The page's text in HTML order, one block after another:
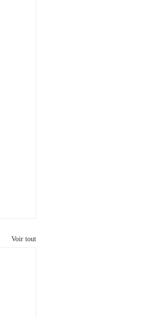
Voir tout